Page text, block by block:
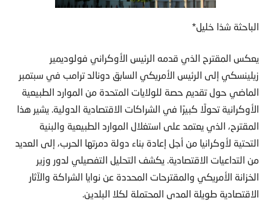
الباحثة شذا خليل*
يعكس المقترح الذي قدمه الرئيس الأوكراني فولوديمير
زيلينسكي إلى الرئيس الأمريكي السابق دونالد ترامب في سبتمبر
الماضي حول تقديم حصة للولايات المتحدة من الموارد الطبيعية
الأوكرانية تحولًا كبيرًا في الشراكات الاقتصادية الدولية. يشير هذا
المقترح، الذي يعتمد على استغلال الموارد الطبيعية والبنية
التحتية لأوكرانيا من أجل إعادة بناء دولة دمرتها الحرب، إلى العديد
من التداعيات الاقتصادية. يكشف التحليل التفصيلي لدور وزير
الخزانة الأمريكي والمقترحات المحددة عن نوايا الشراكة والآثار
الاقتصادية طويلة المدى المحتملة لكلا البلدين.